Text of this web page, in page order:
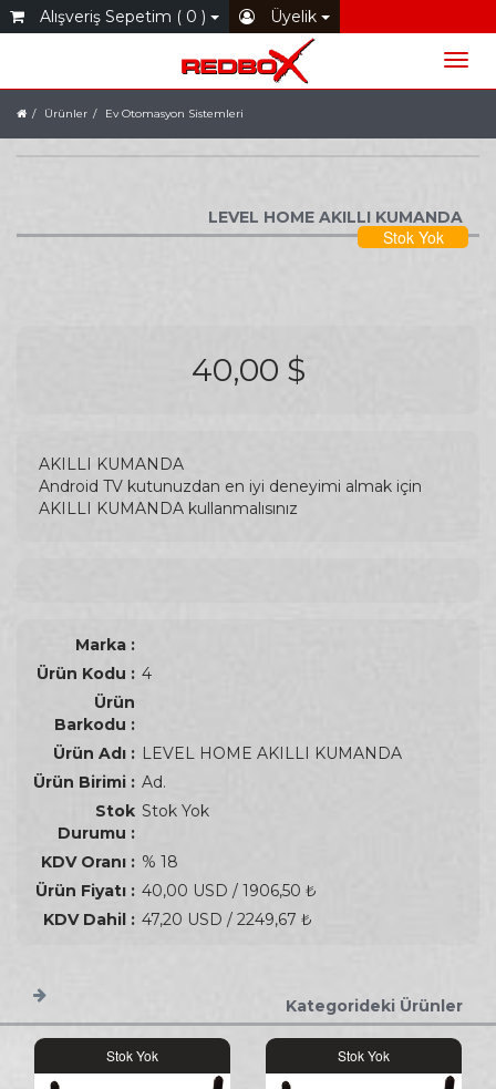
Alışveriş Sepetim ( 0 ) Üyelik
Ürünler Ev Otomasyon Sistemleri
LEVEL HOME AKILLI KUMANDA
Stok Yok
40,00 $
AKILLI KUMANDA
Android TV kutunuzdan en iyi deneyimi almak için
AKILLI KUMANDA kullanmalısınız
Marka :
Ürün Kodu : 4
Ürün
Barkodu :
Ürün Adı : LEVEL HOME AKILLI KUMANDA
Ürün Birimi : Ad.
Stok
Durumu :
Stok Yok
KDV Oranı : % 18
Ürün Fiyatı : 40,00 USD / 1906,50 ₺
KDV Dahil : 47,20 USD / 2249,67 ₺
Kategorideki Ürünler
Stok Yok Stok Yok